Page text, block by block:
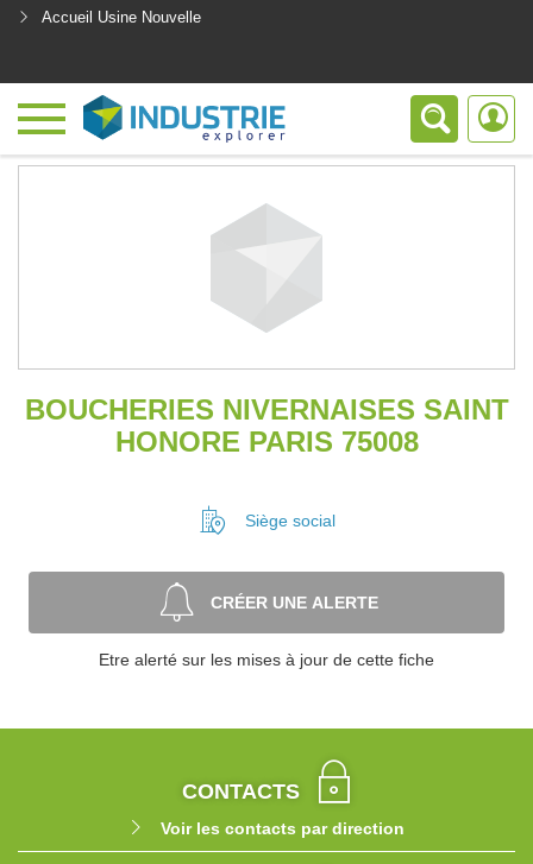
Accueil Usine Nouvelle
BOUCHERIES NIVERNAISES SAINT
HONORE PARIS 75008
Siège social
CRÉER UNE ALERTE
Etre alerté sur les mises à jour de cette fiche
CONTACTS
Voir les contacts par direction